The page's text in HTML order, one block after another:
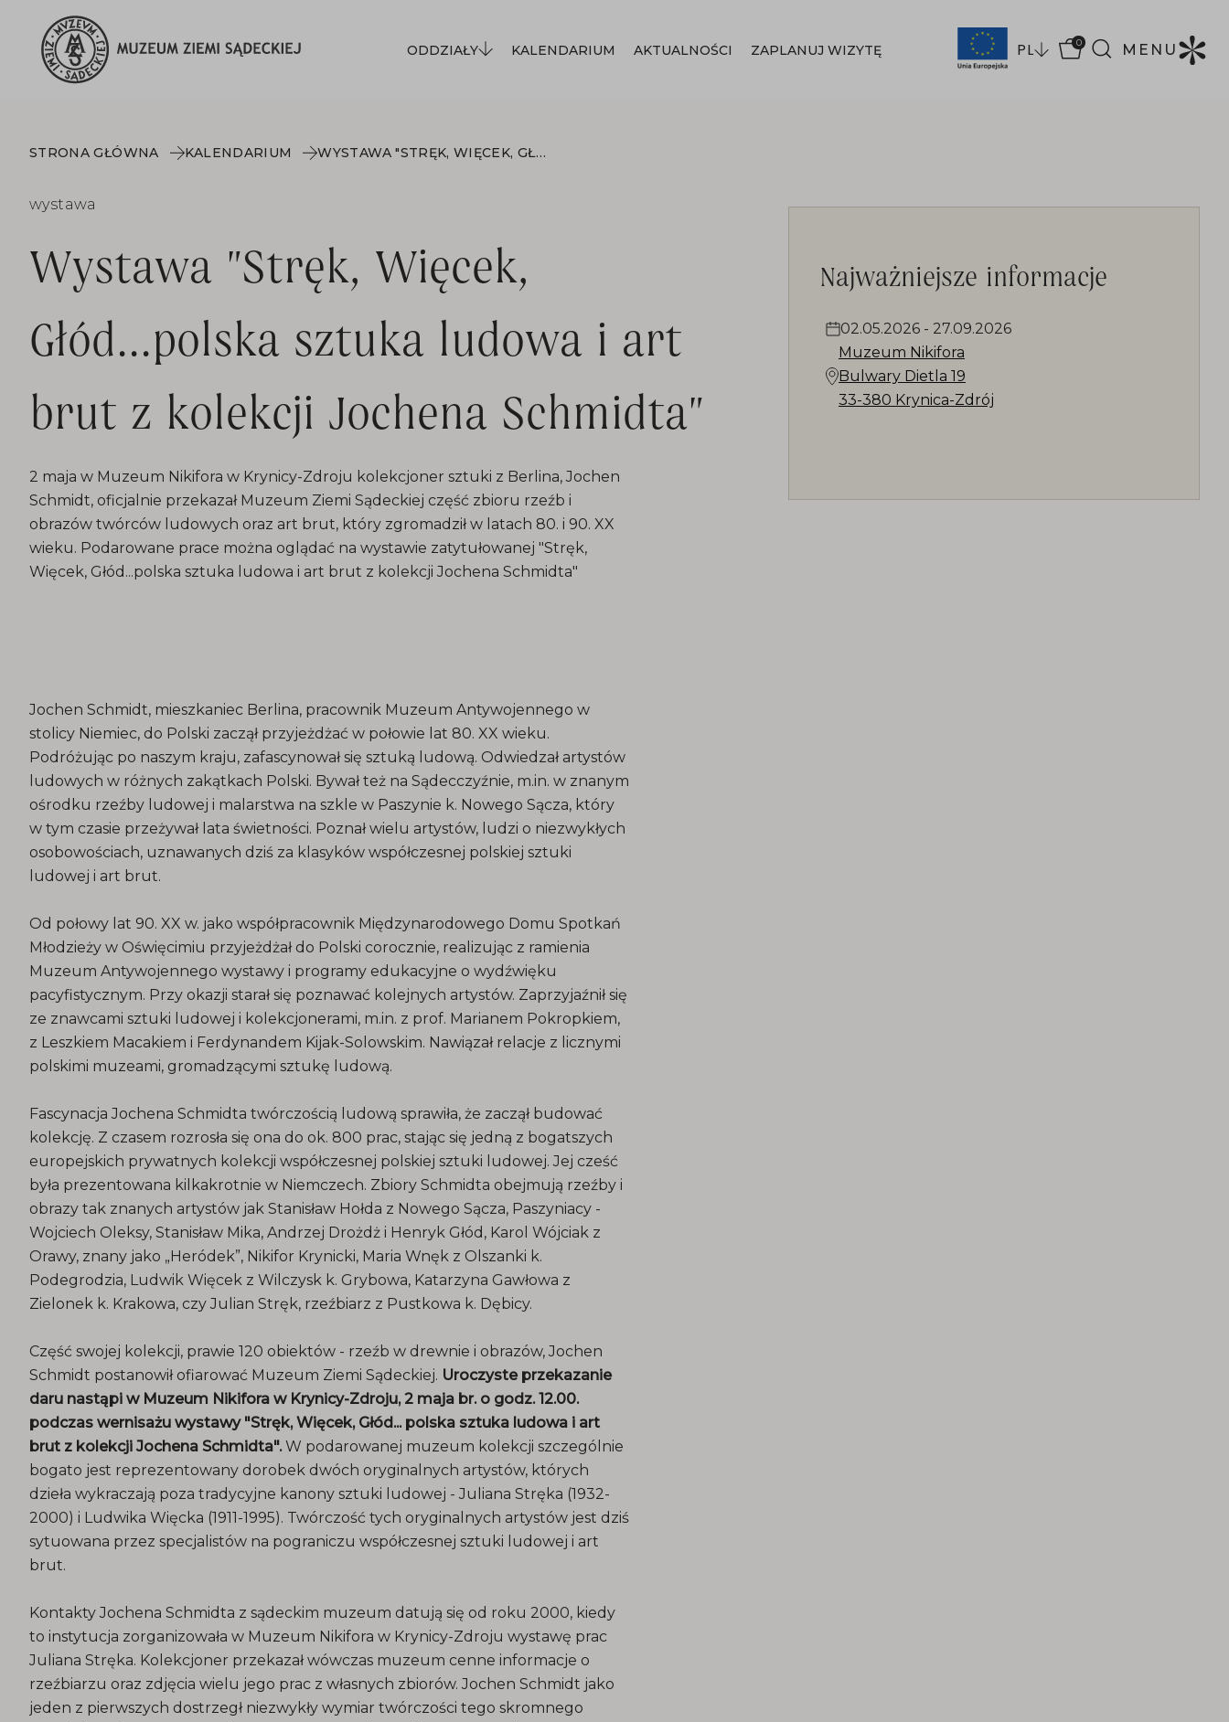
ODDZIAŁY KALENDARIUM AKTUALNOŚCI ZAPLANUJ WIZYTĘ PL 0 MENU
STRONA GŁÓWNA KALENDARIUM WYSTAWA "STRĘK, WIĘCEK, GŁÓD...POLSKA SZTUKA LUDOWA I ART BRUT Z KOLEKCJI JOCHENA SCHMIDTA"
wystawa
Wystawa "Stręk, Więcek,
Głód...polska sztuka ludowa i art
brut z kolekcji Jochena Schmidta"
2 maja w Muzeum Nikifora w Krynicy-Zdroju kolekcjoner sztuki z Berlina, Jochen
Schmidt, oficjalnie przekazał Muzeum Ziemi Sądeckiej część zbioru rzeźb i
obrazów twórców ludowych oraz art brut, który zgromadził w latach 80. i 90. XX
wieku. Podarowane prace można oglądać na wystawie zatytułowanej "Stręk,
Więcek, Głód...polska sztuka ludowa i art brut z kolekcji Jochena Schmidta"
Jochen Schmidt, mieszkaniec Berlina, pracownik Muzeum Antywojennego w
stolicy Niemiec, do Polski zaczął przyjeżdżać w połowie lat 80. XX wieku.
Podróżując po naszym kraju, zafascynował się sztuką ludową. Odwiedzał artystów
ludowych w różnych zakątkach Polski. Bywał też na Sądecczyźnie, m.in. w znanym
ośrodku rzeźby ludowej i malarstwa na szkle w Paszynie k. Nowego Sącza, który
w tym czasie przeżywał lata świetności. Poznał wielu artystów, ludzi o niezwykłych
osobowościach, uznawanych dziś za klasyków współczesnej polskiej sztuki
ludowej i art brut.
Od połowy lat 90. XX w. jako współpracownik Międzynarodowego Domu Spotkań
Młodzieży w Oświęcimiu przyjeżdżał do Polski corocznie, realizując z ramienia
Muzeum Antywojennego wystawy i programy edukacyjne o wydźwięku
pacyfistycznym. Przy okazji starał się poznawać kolejnych artystów. Zaprzyjaźnił się
ze znawcami sztuki ludowej i kolekcjonerami, m.in. z prof. Marianem Pokropkiem,
z Leszkiem Macakiem i Ferdynandem Kijak-Solowskim. Nawiązał relacje z licznymi
polskimi muzeami, gromadzącymi sztukę ludową.
Fascynacja Jochena Schmidta twórczością ludową sprawiła, że zaczął budować
kolekcję. Z czasem rozrosła się ona do ok. 800 prac, stając się jedną z bogatszych
europejskich prywatnych kolekcji współczesnej polskiej sztuki ludowej. Jej cześć
była prezentowana kilkakrotnie w Niemczech. Zbiory Schmidta obejmują rzeźby i
obrazy tak znanych artystów jak Stanisław Hołda z Nowego Sącza, Paszyniacy -
Wojciech Oleksy, Stanisław Mika, Andrzej Drożdż i Henryk Głód, Karol Wójciak z
Orawy, znany jako „Heródek”, Nikifor Krynicki, Maria Wnęk z Olszanki k.
Podegrodzia, Ludwik Więcek z Wilczysk k. Grybowa, Katarzyna Gawłowa z
Zielonek k. Krakowa, czy Julian Stręk, rzeźbiarz z Pustkowa k. Dębicy.
Część swojej kolekcji, prawie 120 obiektów - rzeźb w drewnie i obrazów, Jochen
Schmidt postanowił ofiarować Muzeum Ziemi Sądeckiej. Uroczyste przekazanie
daru nastąpi w Muzeum Nikifora w Krynicy-Zdroju, 2 maja br. o godz. 12.00.
podczas wernisażu wystawy "Stręk, Więcek, Głód... polska sztuka ludowa i art
brut z kolekcji Jochena Schmidta".W podarowanej muzeum kolekcji szczególnie
bogato jest reprezentowany dorobek dwóch oryginalnych artystów, których
dzieła wykraczają poza tradycyjne kanony sztuki ludowej - Juliana Stręka (1932-
2000) i Ludwika Więcka (1911-1995). Twórczość tych oryginalnych artystów jest dziś
sytuowana przez specjalistów na pograniczu współczesnej sztuki ludowej i art
brut.
Kontakty Jochena Schmidta z sądeckim muzeum datują się od roku 2000, kiedy
to instytucja zorganizowała w Muzeum Nikifora w Krynicy-Zdroju wystawę prac
Juliana Stręka. Kolekcjoner przekazał wówczas muzeum cenne informacje o
rzeźbiarzu oraz zdjęcia wielu jego prac z własnych zbiorów. Jochen Schmidt jako
jeden z pierwszych dostrzegł niezwykły wymiar twórczości tego skromnego
Najważniejsze informacje
02.05.2026 - 27.09.2026
Muzeum Nikifora
Bulwary Dietla 19
33-380 Krynica-Zdrój